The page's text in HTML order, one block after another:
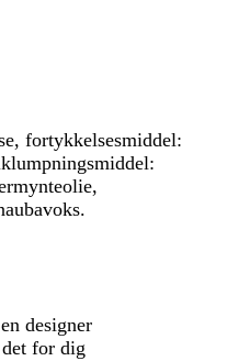
fortykkelsesmiddel:
designer
for dig